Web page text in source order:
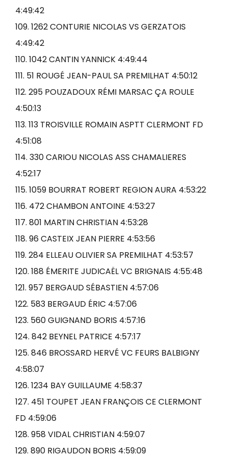
4:49:42
109. 1262 CONTURIE NICOLAS VS GERZATOIS
4:49:42
110. 1042 CANTIN YANNICK 4:49:44
111. 51 ROUGÉ JEAN-PAUL SA PREMILHAT 4:50:12
112. 295 POUZADOUX RÉMI MARSAC ÇA ROULE
4:50:13
113. 113 TROISVILLE ROMAIN ASPTT CLERMONT FD
4:51:08
114. 330 CARIOU NICOLAS ASS CHAMALIERES
4:52:17
115. 1059 BOURRAT ROBERT REGION AURA 4:53:22
116. 472 CHAMBON ANTOINE 4:53:27
117. 801 MARTIN CHRISTIAN 4:53:28
118. 96 CASTEIX JEAN PIERRE 4:53:56
119. 284 ELLEAU OLIVIER SA PREMILHAT 4:53:57
120. 188 ÉMERITE JUDICAËL VC BRIGNAIS 4:55:48
121. 957 BERGAUD SÉBASTIEN 4:57:06
122. 583 BERGAUD ÉRIC 4:57:06
123. 560 GUIGNAND BORIS 4:57:16
124. 842 BEYNEL PATRICE 4:57:17
125. 846 BROSSARD HERVÉ VC FEURS BALBIGNY
4:58:07
126. 1234 BAY GUILLAUME 4:58:37
127. 451 TOUPET JEAN FRANÇOIS CE CLERMONT
FD 4:59:06
128. 958 VIDAL CHRISTIAN 4:59:07
129. 890 RIGAUDON BORIS 4:59:09